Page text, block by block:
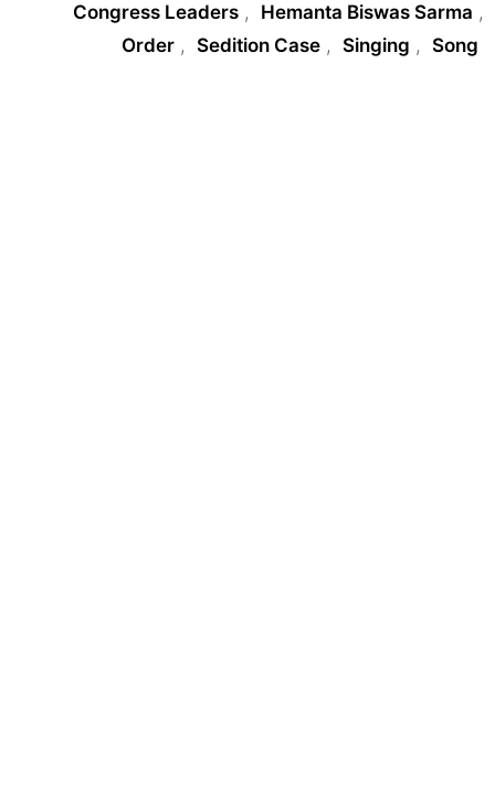
Congress Leaders , Hemanta Biswas Sarma ,
Order , Sedition Case , Singing , Song